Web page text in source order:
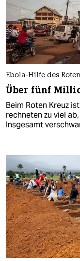
Ebola-Hilfe des
Über fünf
Beim Roten Kreuz
rechneten zu viel
Insgesamt